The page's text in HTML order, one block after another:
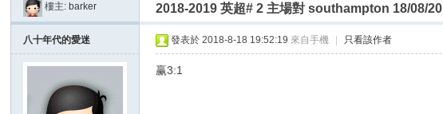
索
» › ›
樓主: barker 2018-2019 英超# 2 主場對 southampton 18/08/
八十年代的愛迷 發表於 2018-8-18 19:52:19 來自手機 只看該作者
赢3:1